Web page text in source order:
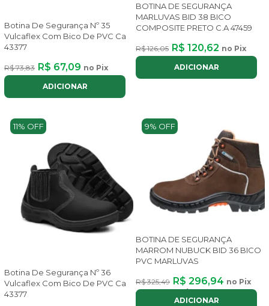
Botina De Segurança Nº 35
Vulcaflex Com Bico De PVC Ca
43377
R$ 73,83 R$ 67,09 no Pix
ADICIONAR
BOTINA DE SEGURANÇA
MARLUVAS BID 38 BICO
COMPOSITE PRETO C.A 47459
R$ 126,05 R$ 120,62 no Pix
ADICIONAR
11% OFF
Botina De Segurança Nº 36
Vulcaflex Com Bico De PVC Ca
43377
9% OFF
BOTINA DE SEGURANÇA
MARROM NUBUCK BID 36 BICO
PVC MARLUVAS
R$ 325,49 R$ 296,94 no Pix
ou até
ADICIONAR